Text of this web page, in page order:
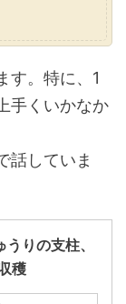
す。特に、1
手くいかなか
話していま
うりの支柱、
穫